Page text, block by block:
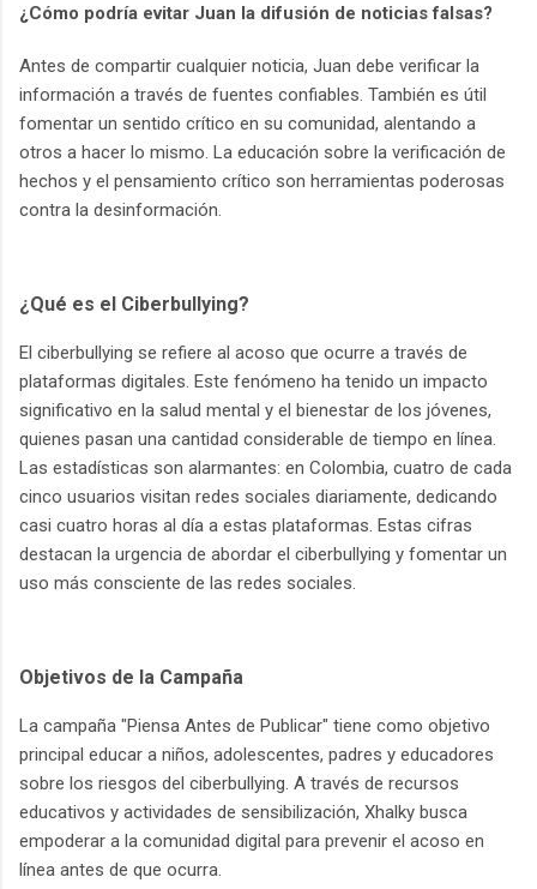
¿Cómo podría evitar Juan la difusión de noticias falsas?
Antes de compartir cualquier noticia, Juan debe verificar la
información a través de fuentes confiables. También es útil
fomentar un sentido crítico en su comunidad, alentando a
otros a hacer lo mismo. La educación sobre la verificación de
hechos y el pensamiento crítico son herramientas poderosas
contra la desinformación.
¿Qué es el Ciberbullying?
El ciberbullying se refiere al acoso que ocurre a través de
plataformas digitales. Este fenómeno ha tenido un impacto
significativo en la salud mental y el bienestar de los jóvenes,
quienes pasan una cantidad considerable de tiempo en línea.
Las estadísticas son alarmantes: en Colombia, cuatro de cada
cinco usuarios visitan redes sociales diariamente, dedicando
casi cuatro horas al día a estas plataformas. Estas cifras
destacan la urgencia de abordar el ciberbullying y fomentar un
uso más consciente de las redes sociales.
Objetivos de la Campaña
La campaña "Piensa Antes de Publicar" tiene como objetivo
principal educar a niños, adolescentes, padres y educadores
sobre los riesgos del ciberbullying. A través de recursos
educativos y actividades de sensibilización, Xhalky busca
empoderar a la comunidad digital para prevenir el acoso en
línea antes de que ocurra.